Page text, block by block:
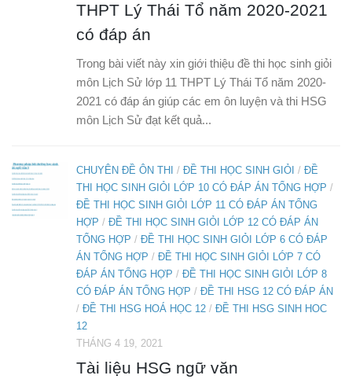
THPT Lý Thái Tổ năm 2020-2021
có đáp án
Trong bài viết này xin giới thiệu đề thi học sinh giỏi
môn Lịch Sử lớp 11 THPT Lý Thái Tổ năm 2020-
2021 có đáp án giúp các em ôn luyện và thi HSG
môn Lịch Sử đạt kết quả...
CHUYÊN ĐỀ ÔN THI / ĐỀ THI HỌC SINH GIỎI / ĐỀ
THI HỌC SINH GIỎI LỚP 10 CÓ ĐÁP ÁN TỔNG HỢP /
ĐỀ THI HỌC SINH GIỎI LỚP 11 CÓ ĐÁP ÁN TỔNG
HỢP / ĐỀ THI HỌC SINH GIỎI LỚP 12 CÓ ĐÁP ÁN
TỔNG HỢP / ĐỀ THI HỌC SINH GIỎI LỚP 6 CÓ ĐÁP
ÁN TỔNG HỢP / ĐỀ THI HỌC SINH GIỎI LỚP 7 CÓ
ĐÁP ÁN TỔNG HỢP / ĐỀ THI HỌC SINH GIỎI LỚP 8
CÓ ĐÁP ÁN TỔNG HỢP / ĐỀ THI HSG 12 CÓ ĐÁP ÁN
/ ĐỀ THI HSG HOÁ HỌC 12 / ĐỀ THI HSG SINH HOC
12
THÁNG 4 19, 2021
Tài liệu HSG ngữ văn